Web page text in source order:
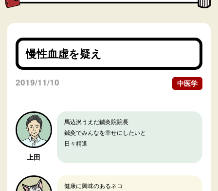
慢性血虚を疑え
2019/11/10 中医学
上田
馬込沢うえだ鍼灸院院長
鍼灸でみんなを幸せにしたいと
日々精進
健康に興味のあるネコ